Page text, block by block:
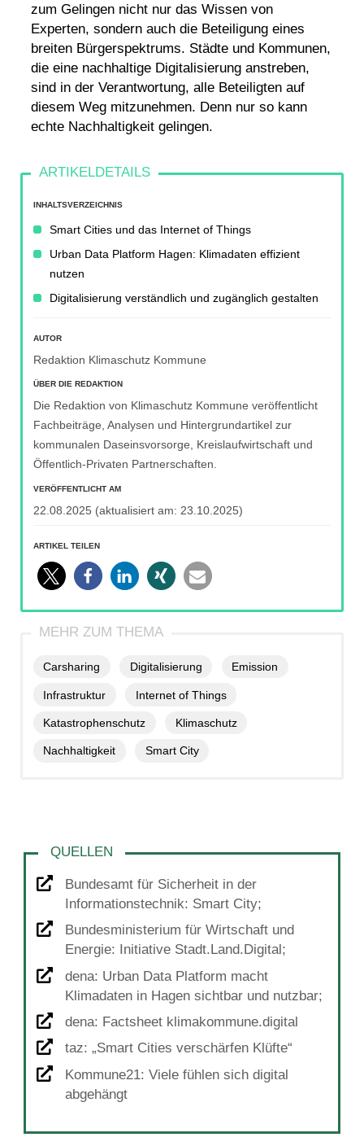
zum Gelingen nicht nur das Wissen von
Experten, sondern auch die Beteiligung eines
breiten Bürgerspektrums. Städte und Kommunen,
die eine nachhaltige Digitalisierung anstreben,
sind in der Verantwortung, alle Beteiligten auf
diesem Weg mitzunehmen. Denn nur so kann
echte Nachhaltigkeitgelingen.
INHALTSVERZEICHNIS
Smart Cities und das Internet of Things
Urban Data Platform Hagen: Klimadaten effizient
nutzen
Digitalisierung verständlich und zugänglich gestalten
AUTOR
Redaktion Klimaschutz Kommune
ÜBER DIE REDAKTION
Die Redaktion von Klimaschutz Kommune veröffentlicht
Fachbeiträge, Analysen und Hintergrundartikel zur
kommunalen Daseinsvorsorge, Kreislaufwirtschaft und
Öffentlich-Privaten Partnerschaften.
VERÖFFENTLICHT AM
22.08.2025 (aktualisiert am: 23.10.2025)
ARTIKEL TEILEN
Carsharing Digitalisierung Emission
Infrastruktur Internet of Things
Katastrophenschutz Klimaschutz
Nachhaltigkeit Smart City
Bundesamt für Sicherheit in der
Informationstechnik: Smart City;
Bundesministerium für Wirtschaft und
Energie: Initiative Stadt.Land.Digital;
dena: Urban Data Platform macht
Klimadaten in Hagen sichtbar und nutzbar;
dena: Factsheet klimakommune.digital
taz: „Smart Cities verschärfen Klüfte“
Kommune21: Viele fühlen sich digital
abgehängt